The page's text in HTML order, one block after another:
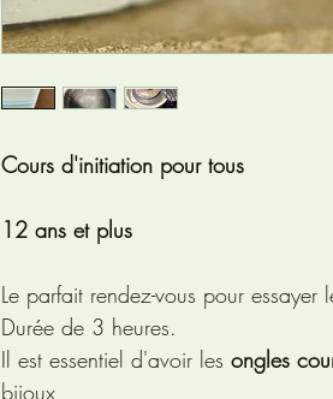
Cours d'initiation pour tous
12 ans et plus
Le parfait rendez-vous pour essayer
Durée de 3 heures.
Il est essentiel d'avoir les ongles
bijoux